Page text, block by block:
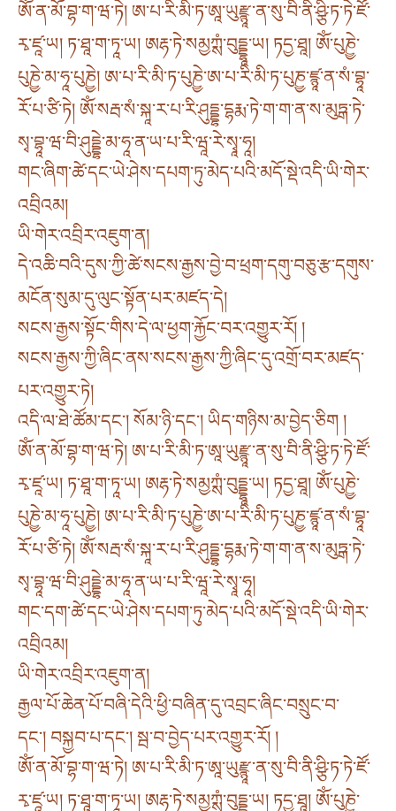
ཨོཾ་ན་མོ་བྷ་ག་ཝ་ཏེ། ཨ་པ་རི་མི་ཏ་ཨཱ་ཡུརྫྙཱ་ན་སུ་བི་ནི་ཤྩི་ཏ་ཏེ་ཛོ་
རྭ་ཛཱ་ཡ། ཏ་ཐཱ་ག་ཏཱ་ཡ། ཨརྷ་ཏེ་སམྱཀྶཾ་བུདྡྷཱ་ཡ། ཏདྱ་ཐཱ། ཨོཾ་པུཎྱེ་
པུཎྱེ་མ་ཧཱ་པུཎྱེ། ཨ་པ་རི་མི་ཏ་པུཎྱེ་ཨ་པ་རི་མི་ཏ་པུཎྱ་ཛྙཱ་ན་སཾ་བྷཱ་
རོ་པ་ཙི་ཏེ། ཨོཾ་སརྦ་སཾ་སྐཱ་ར་པ་རི་ཤུདྡྷ་དྷརྨ་ཏེ་ག་ག་ན་ས་མུཏྒ་ཏེ་
སྭ་བྷཱ་ཝ་བི་ཤུདྡྷེ་མ་ཧཱ་ན་ཡ་པ་རི་ཝཱ་རེ་སྭཱ་ཧཱ།
གང་ཞིག་ཚེ་དང་ཡེ་ཤེས་དཔག་ཏུ་མེད་པའི་མདོ་སྡེ་འདི་ཡི་གེར་
འབྲིའམ།
ཡི་གེར་འབྲིར་འཇུག་ན།
དེ་འཆི་བའི་དུས་ཀྱི་ཚེ་སངས་རྒྱས་བྱེ་བ་ཕྲག་དགུ་བཅུ་རྩ་དགུས་
མངོན་སུམ་དུ་ལུང་སྟོན་པར་མཛད་དེ།
སངས་རྒྱས་སྟོང་གིས་དེ་ལ་ཕྱག་རྐྱོང་བར་འགྱུར་རོ། །
སངས་རྒྱས་ཀྱི་ཞིང་ནས་སངས་རྒྱས་ཀྱི་ཞིང་དུ་འགྲོ་བར་མཛད་
པར་འགྱུར་ཏེ།
འདི་ལ་ཐེ་ཚོམ་དང༌། སོམ་ཉི་དང༌། ཡིད་གཉིས་མ་བྱེད་ཅིག །
ཨོཾ་ན་མོ་བྷ་ག་ཝ་ཏེ། ཨ་པ་རི་མི་ཏ་ཨཱ་ཡུརྫྙཱ་ན་སུ་བི་ནི་ཤྩི་ཏ་ཏེ་ཛོ་
རྭ་ཛཱ་ཡ། ཏ་ཐཱ་ག་ཏཱ་ཡ། ཨརྷ་ཏེ་སམྱཀྶཾ་བུདྡྷཱ་ཡ། ཏདྱ་ཐཱ། ཨོཾ་པུཎྱེ་
པུཎྱེ་མ་ཧཱ་པུཎྱེ། ཨ་པ་རི་མི་ཏ་པུཎྱེ་ཨ་པ་རི་མི་ཏ་པུཎྱ་ཛྙཱ་ན་སཾ་བྷཱ་
རོ་པ་ཙི་ཏེ། ཨོཾ་སརྦ་སཾ་སྐཱ་ར་པ་རི་ཤུདྡྷ་དྷརྨ་ཏེ་ག་ག་ན་ས་མུཏྒ་ཏེ་
སྭ་བྷཱ་ཝ་བི་ཤུདྡྷེ་མ་ཧཱ་ན་ཡ་པ་རི་ཝཱ་རེ་སྭཱ་ཧཱ།
གང་དག་ཚེ་དང་ཡེ་ཤེས་དཔག་ཏུ་མེད་པའི་མདོ་སྡེ་འདི་ཡི་གེར་
འབྲིའམ།
ཡི་གེར་འབྲིར་འཇུག་ན།
རྒྱལ་པོ་ཆེན་པོ་བཞི་དེའི་ཕྱི་བཞིན་དུ་འབྲང་ཞིང་བསྲུང་བ་
དང༌། བསྐྱབ་པ་དང༌། སྦ་བ་བྱེད་པར་འགྱུར་རོ། །
ཨོཾ་ན་མོ་བྷ་ག་ཝ་ཏེ། ཨ་པ་རི་མི་ཏ་ཨཱ་ཡུརྫྙཱ་ན་སུ་བི་ནི་ཤྩི་ཏ་ཏེ་ཛོ་
རྭ་ཛཱ་ཡ། ཏ་ཐཱ་ག་ཏཱ་ཡ། ཨརྷ་ཏེ་སམྱཀྶཾ་བུདྡྷཱ་ཡ། ཏདྱ་ཐཱ། ཨོཾ་པུཎྱེ་